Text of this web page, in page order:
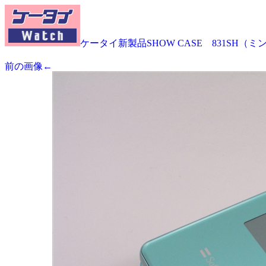
ケータイ新製品SHOW CASE 831SH（ミ
前の画像←